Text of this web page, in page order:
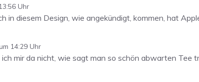
Uhr
in diesem Design, wie angekündigt, kommen, hat
14:29 Uhr
mir da nicht, wie sagt man so schön abwarten Tee